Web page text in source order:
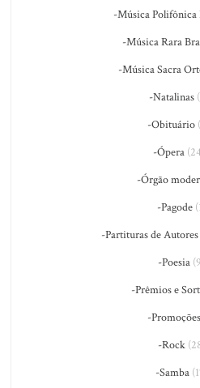
-Música Polifônica
-Música Rara
-Música Sacra
-Natalinas
-Obituário
-Ópera
-Órgão
-Pagode
-Partituras de
-Poesia
-Prêmios e
-Promoções
-Rock
-Samba